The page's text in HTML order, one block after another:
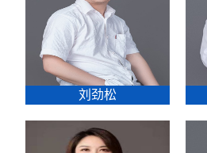
刘劲松